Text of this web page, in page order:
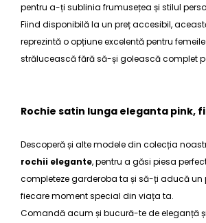
pentru a-ți sublinia frumusețea și stilul
Fiind disponibilă la un preț accesibil,
reprezintă o opțiune excelentă pentru
strălucească fără să-și golească complet
Rochie satin lunga eleganta pink,
Descoperă și alte modele din colecția
rochii elegante, pentru a găsi piesa
completeze garderoba ta și să-ți aducă un
fiecare moment special din viața ta.
Comandă acum și bucură-te de eleganță